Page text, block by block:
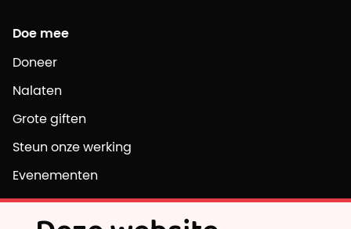
Doe mee
Doneer
Nalaten
Grote giften
Steun onze werking
Evenementen
Vrijwilligersvacatures